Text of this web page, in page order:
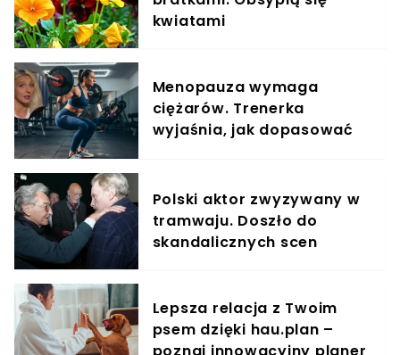
kwiatami
Menopauza wymaga
ciężarów. Trenerka
wyjaśnia, jak dopasować
Polski aktor zwyzywany w
tramwaju. Doszło do
skandalicznych scen
Lepsza relacja z Twoim
psem dzięki hau.plan –
poznaj innowacyjny planer